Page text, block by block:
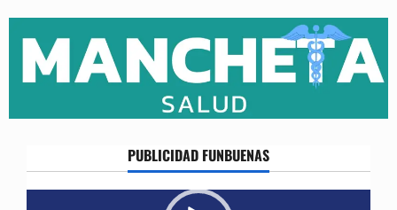
content
PUBLICIDAD FUNBUENAS
Reproductor